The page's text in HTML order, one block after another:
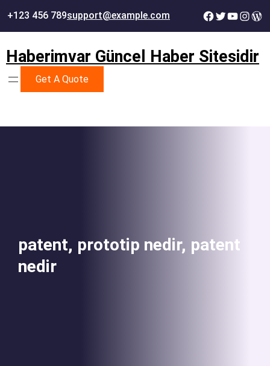
+123 456 789support@example.com Facebook
Twitter
YouTube
Haberimvar Güncel Haber Sitesidir
Get A Quote
patent, prototip nedir, patent
nedir